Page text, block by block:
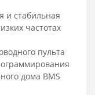
и стабильная
частотах
пульта
дома BMS